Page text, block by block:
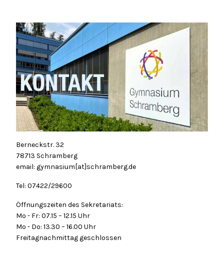
Berneckstr. 32
78713 Schramberg
email: gymnasium[at]schramberg.de
Tel: 07422/29600
Öffnungszeiten des Sekretariats:
Mo - Fr: 07.15 – 12.15 Uhr
Mo - Do: 13.30 – 16.00 Uhr
Freitagnachmittag geschlossen